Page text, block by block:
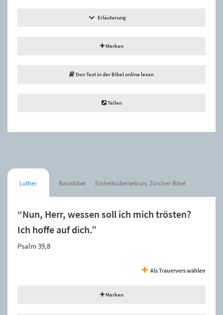
Erläuterung
Merken
Den Text in der Bibel online lesen
Teilen
Luther Basisbibel Einheitsübersetzung Zürcher Bibel
“Nun, Herr, wessen soll ich mich trösten?
Ich hoffe auf dich.”
Psalm 39,8
Als Trauervers wählen
Merken